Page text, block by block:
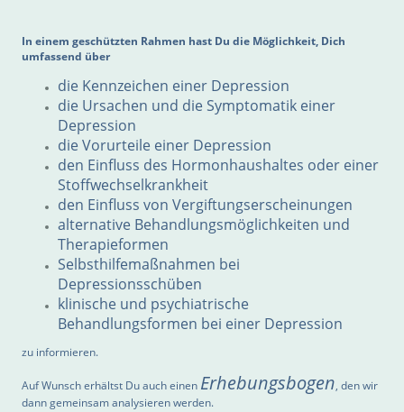
In einem geschützten Rahmen hast Du die Möglichkeit, Dich
umfassend über
die Kennzeichen einer Depression
die Ursachen und die Symptomatik einer
Depression
die Vorurteile einer Depression
den Einfluss des Hormonhaushaltes oder einer
Stoffwechselkrankheit
den Einfluss von Vergiftungserscheinungen
alternative Behandlungsmöglichkeiten und
Therapieformen
Selbsthilfemaßnahmen bei
Depressionsschüben
klinische und psychiatrische
Behandlungsformen bei einer Depression
zu informieren.
Auf Wunsch erhältst Du auch einen Erhebungsbogen, den wir
dann gemeinsam analysieren werden.